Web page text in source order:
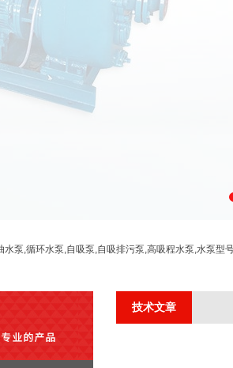
水泵,循环水泵,自吸泵,自吸排污泵,高吸程水泵,水泵型
技术文章